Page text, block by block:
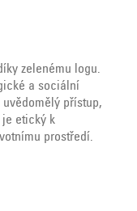
zelenému logu.
a sociální
přístup,
je etický k
prostředí.